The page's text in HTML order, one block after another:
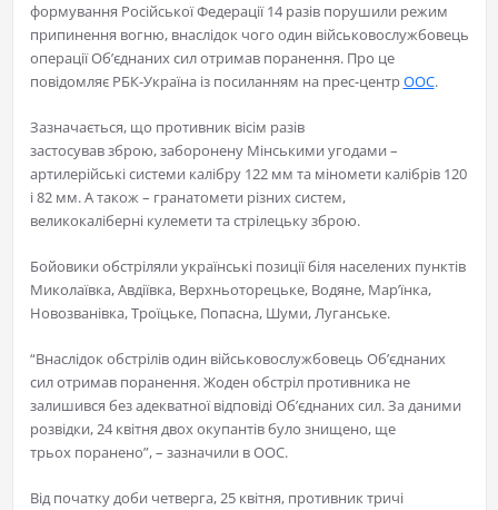
формування Російської Федерації 14 разів порушили режим
припинення вогню, внаслідок чого один військовослужбовець
операції Об’єднаних сил отримав поранення. Про це
повідомляє РБК-Україна із посиланням на прес-центрООС.
Зазначається, що противник вісім разів
застосував зброю, заборонену Мінськими угодами –
артилерійські системи калібру 122 мм та міномети калібрів 120
і 82 мм. А також – гранатомети різних систем,
великокаліберні кулемети та стрілецьку зброю.
Бойовики обстріляли українські позиції біля населених пунктів
Миколаївка, Авдіївка, Верхньоторецьке, Водяне, Мар’їнка,
Новозванівка, Троїцьке, Попасна, Шуми, Луганське.
“Внаслідок обстрілів один військовослужбовець Об’єднаних
сил отримав поранення. Жоден обстріл противника не
залишився без адекватної відповіді Об’єднаних сил. За даними
розвідки, 24 квітня двох окупантів було знищено, ще
трьох поранено”, – зазначили в ООС.
Від початку доби четверга, 25 квітня, противник тричі